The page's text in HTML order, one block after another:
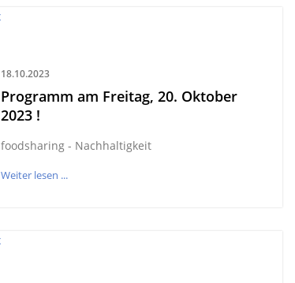
18.10.2023
Programm am Freitag, 20. Oktober
2023 !
foodsharing - Nachhaltigkeit
Weiter lesen ...